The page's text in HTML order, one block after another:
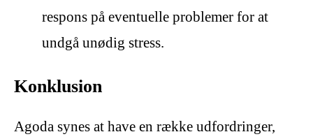
respons på eventuelle problemer for at
undgå unødig stress.
Konklusion
Agoda synes at have en række udfordringer,